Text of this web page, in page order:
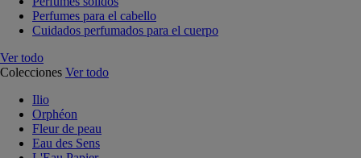
Perfumes para el cabello
Cuidados perfumados para el cuerpo
Ver todo
Colecciones Ver todo
Ilio
Orphéon
Fleur de peau
Eau des Sens